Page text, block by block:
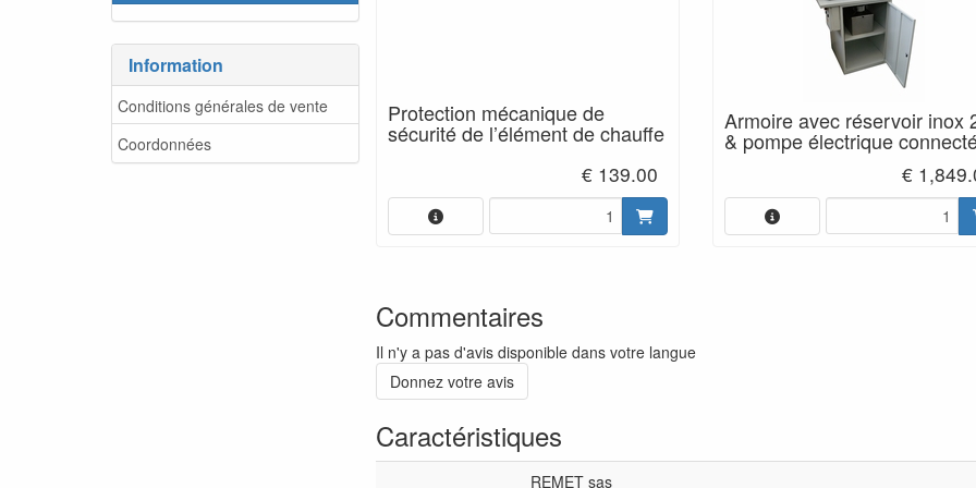
Information
Conditions générales de vente
Coordonnées
Protection mécanique de
sécurité de l’élément de chauffe
€ 139.00
Armoire avec réservoir inox
& pompe électrique
€
Commentaires
Il n'y a pas d'avis disponible dans votre langue
Donnez votre avis
Caractéristiques
REMET sas